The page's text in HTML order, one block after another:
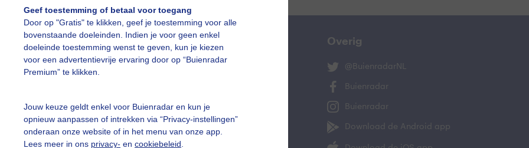
Geef toestemming of betaal voor toegang
Door op "Gratis" te klikken, geef je toestemming voor alle
bovenstaande doeleinden. Indien je voor geen enkel
doeleinde toestemming wenst te geven, kun je kiezen
voor een advertentievrije ervaring door op “Buienradar
Premium” te klikken.
Jouw keuze geldt enkel voor Buienradar en kun je
opnieuw aanpassen of intrekken via “Privacy-instellingen”
onderaan onze website of in het menu van onze app.
Lees meer in ons privacy- en cookiebeleid
vragen
Mijn weer
De Bilt
Overig
@BuienradarNL
Buienradar
Buienradar
Download de Android app